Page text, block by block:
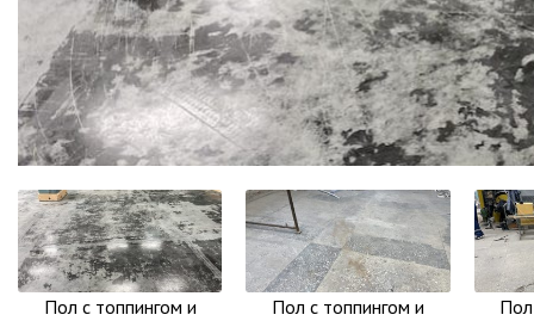
Пол с топпингом и
Пол с топпингом и